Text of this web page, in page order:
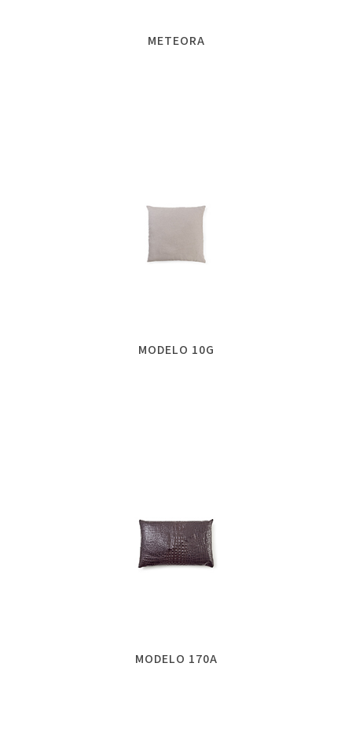
METEORA
MODELO 10G
MODELO 170A